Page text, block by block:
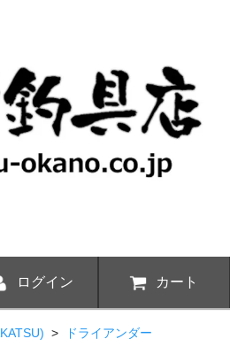
ログイン カート
> ドライアンダー